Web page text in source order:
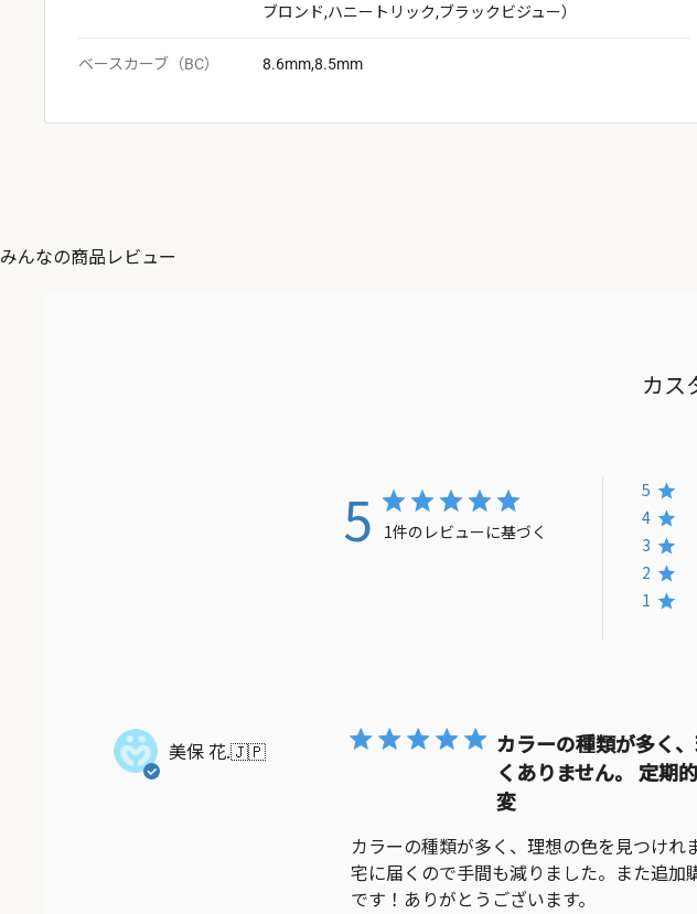
ブロンド,ハニートリック,ブラックビジュー）
ベースカーブ（BC） 8.6mm,8.5mm
みんなの商品レビュー
カス
5 1件のレビューに基づく
5
4
3
2
1
美保 花.🇯🇵
カラーの種類が多く
くありません。 定期
変
カラーの種類が多く、理想の色を見つけ
宅に届くので手間も減りました。また追
です！ありがとうございます。